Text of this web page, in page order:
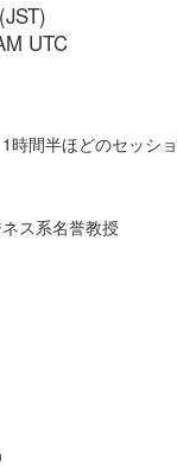
UTC
時間半ほどのセッシ
ス系名誉教授